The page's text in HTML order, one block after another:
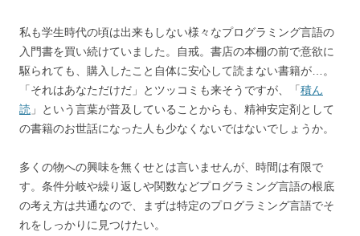
私も学生時代の頃は出来もしない様々なプログラミング言語の
入門書を買い続けていました。自戒。書店の本棚の前で意欲に
駆られても、購入したこと自体に安心して読まない書籍が…。
「それはあなただけだ」とツッコミも来そうですが、「積ん
読 」という言葉が普及していることからも、精神安定剤として
の書籍のお世話になった人も少なくないではないでしょうか。
多くの物への興味を無くせとは言いませんが、時間は有限で
す。条件分岐や繰り返しや関数などプログラミング言語の根底
の考え方は共通なので、まずは特定のプログラミング言語でそ
れをしっかりに見つけたい。